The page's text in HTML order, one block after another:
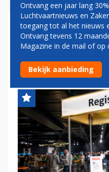
NAYAK
DEELNEMER
EXPERIENCE
Ontvang een jaar lang
Luchtvaartnieuws en
toegang tot al het nieuws
Ontvang tevens 12
Magazine in de mail of op
Bekijk aanbieding